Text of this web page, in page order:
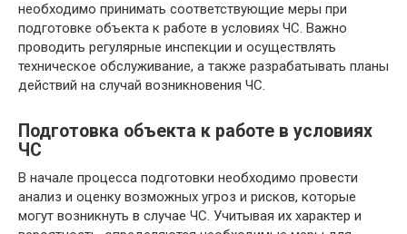
необходимо принимать соответствующие меры при
подготовке объекта к работе в условиях ЧС. Важно
проводить регулярные инспекции и осуществлять
техническое обслуживание, а также разрабатывать планы
действий на случай возникновения ЧС.
Подготовка объекта к работе в условиях
ЧС
В начале процесса подготовки необходимо провести
анализ и оценку возможных угроз и рисков, которые
могут возникнуть в случае ЧС. Учитывая их характер и